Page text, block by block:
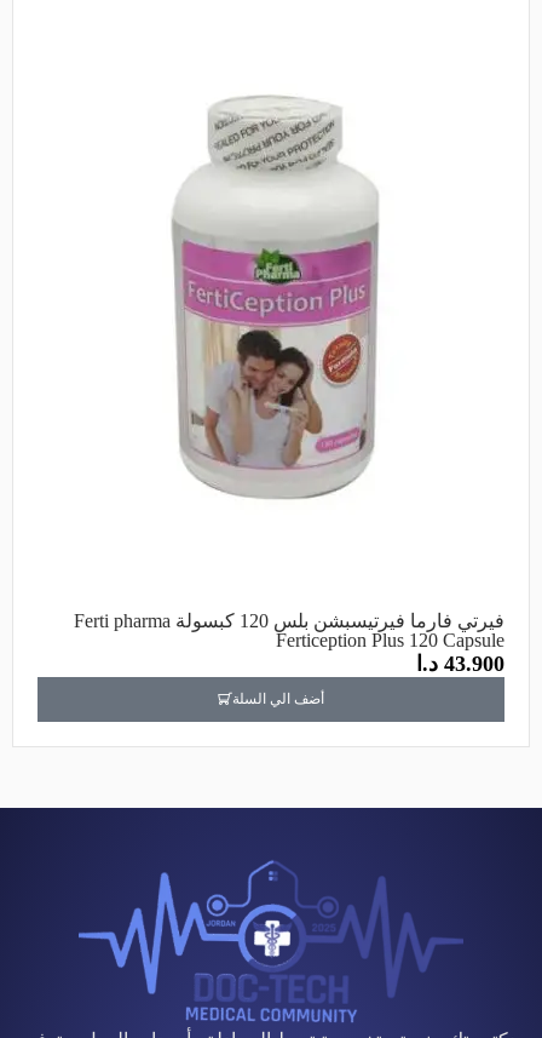
فيرتي فارما فيرتيسبشن بلس 120 كبسولة Ferti pharma
Fertiception Plus 120 Capsule
43.900 د.ا
أضف الي السلة